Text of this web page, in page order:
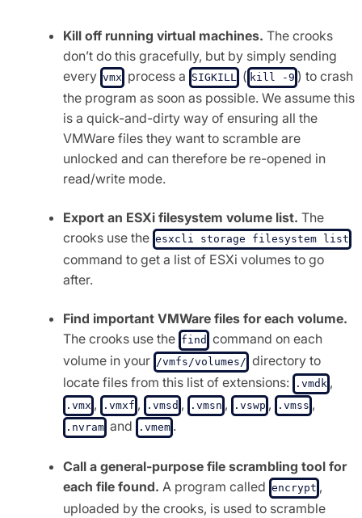
Kill off running virtual machines. The crooks
don’t do this gracefully, but by simply sending
every vmx process a SIGKILL ( kill -9 ) to crash
the program as soon as possible. We assume this
is a quick-and-dirty way of ensuring all the
VMWare files they want to scramble are
unlocked and can therefore be re-opened in
read/write mode.
Export an ESXi filesystem volume list. The
crooks use the esxcli storage filesystem list
command to get a list of ESXi volumes to go
after.
Find important VMWare files for each volume.
The crooks use the find command on each
volume in your /vmfs/volumes/ directory to
locate files from this list of extensions:
.vmdk ,
.vmx , .vmxf , .vmsd , .vmsn , .vswp , .vmss ,
.nvram and .vmem .
Call a general-purpose file scrambling tool for
each file found. A program called encrypt ,
uploaded by the crooks, is used to scramble